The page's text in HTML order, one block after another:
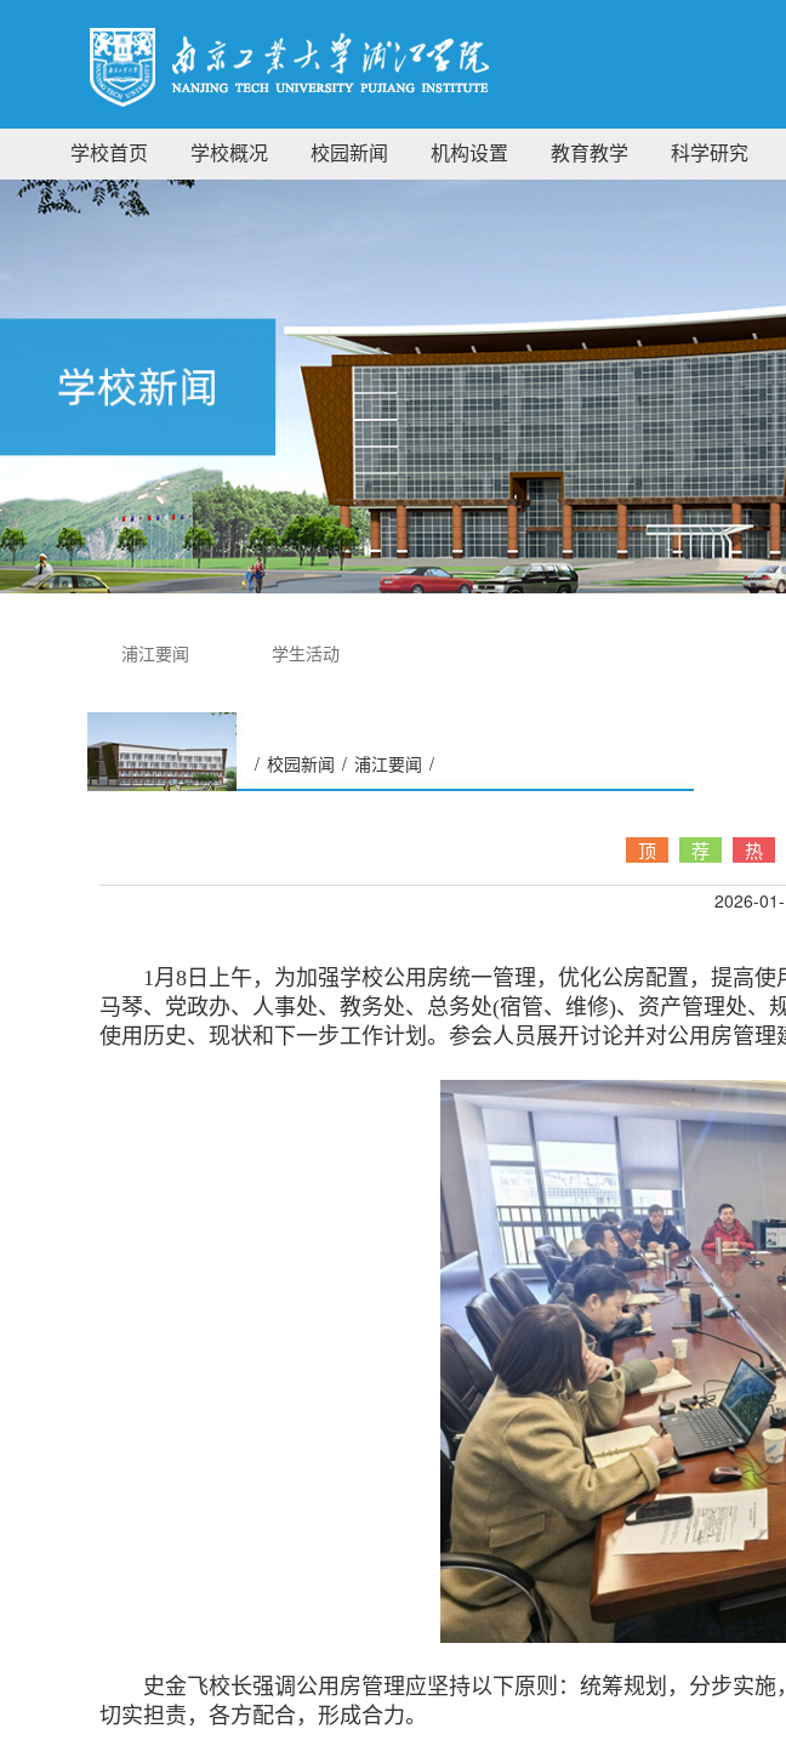
学校首页 学校概况 校园新闻 机构设置 教育教学 科学研究
浦江要闻 学生活动
/ 校园新闻 / 浦江要闻 /
顶 荐 热
2026-
1月8日上午，为加强学校公用房统一管理，优化公房配置，提高使
马琴、党政办、人事处、教务处、总务处(宿管、维修)、资产管理处
使用历史、现状和下一步工作计划。参会人员展开讨论并对公用房管理
史金飞校长强调公用房管理应坚持以下原则：统筹规划，分步实施
切实担责，各方配合，形成合力。